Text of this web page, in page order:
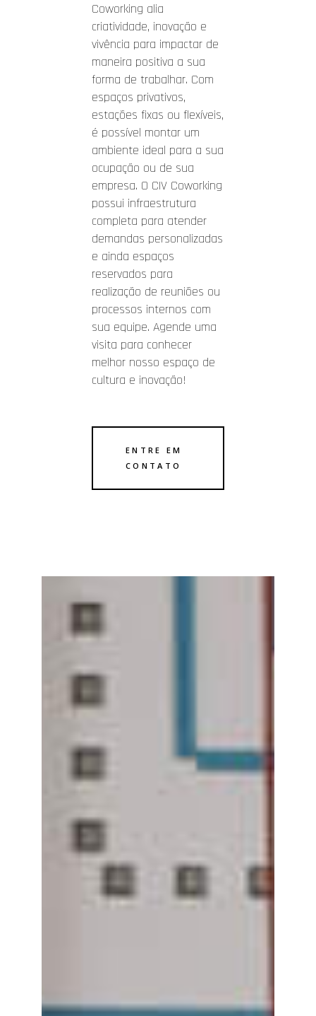
Coworking alia
criatividade, inovação e
vivência para impactar de
maneira positiva a sua
forma de trabalhar. Com
espaços privativos,
estações fixas ou flexíveis,
é possível montar um
ambiente ideal para a sua
ocupação ou de sua
empresa. O CIV Coworking
possui infraestrutura
completa para atender
demandas personalizadas
e ainda espaços
reservados para
realização de reuniões ou
processos internos com
sua equipe. Agende uma
visita para conhecer
melhor nosso espaço de
cultura e inovação!
ENTRE EM
CONTATO